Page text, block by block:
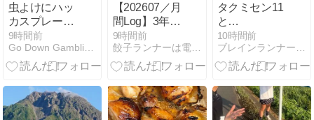
虫よけにハッ
カスプレー手
作り
9時間前
Go Down Gamblin' ver.6
【202607／月
間Log】3年ぶ
りに月間
200kmを突
破。それでも
い理由
9時間前
餃子ランナーは電子機器の夢を見るか？
タクミセン11
と
YURENIKUIPOKKE
レビュー
10時間前
ブレインランナーズのマラソン日記